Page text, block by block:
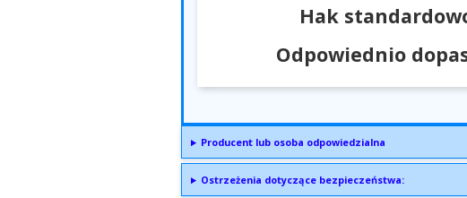
Hak
Odpowiednio
Producent lub osoba odpowiedzialna
Ostrzeżenia dotyczące bezpieczeństwa: